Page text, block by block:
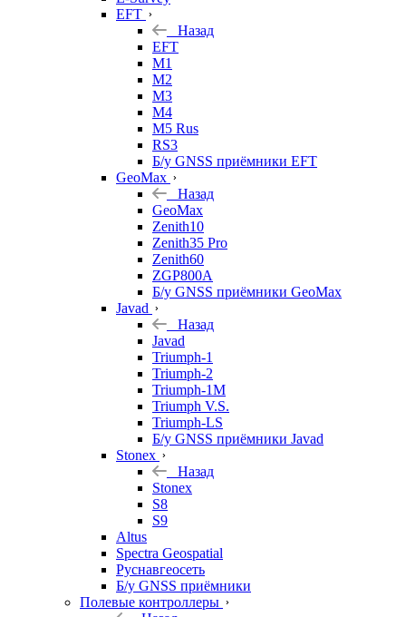
EFT
Назад
EFT
M1
M2
M3
M4
M5 Rus
RS3
Б/у GNSS приёмники EFT
GeoMax
Назад
GeoMax
Zenith10
Zenith35 Pro
Zenith60
ZGP800A
Б/у GNSS приёмники GeoMax
Javad
Назад
Javad
Triumph-1
Triumph-2
Triumph-1M
Triumph V.S.
Triumph-LS
Б/у GNSS приёмники Javad
Stonex
Назад
Stonex
S8
S9
Altus
Spectra Geospatial
Руснавгеосеть
Б/у GNSS приёмники
Полевые контроллеры